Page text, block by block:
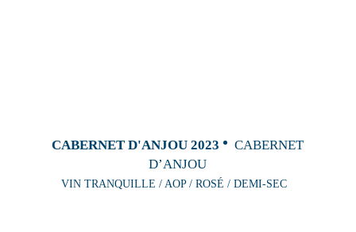
CABERNET D'ANJOU 2023
CABERNET
D’ANJOU
VIN TRANQUILLE / AOP / ROSÉ / DEMI-SEC